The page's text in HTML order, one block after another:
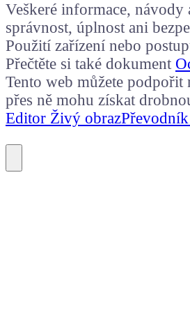
Veškeré informace, návody
správnost, úplnost ani
Použití zařízení nebo
Přečtěte si také dokument
Tento web můžete podpořit
přes ně mohu získat
Editor Živý obraz